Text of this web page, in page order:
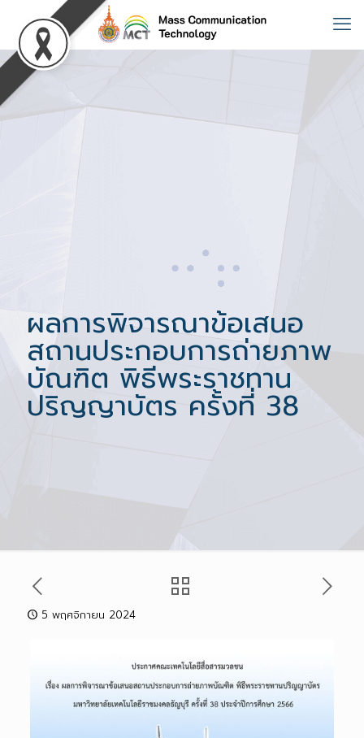
ผลการพิจารณาข้อเสนอ
สถานประกอบการถ่ายภาพ
บัณฑิต พิธีพระราชทาน
ปริญญาบัตร ครั้งที่ 38
5 พฤศจิกายน 2024